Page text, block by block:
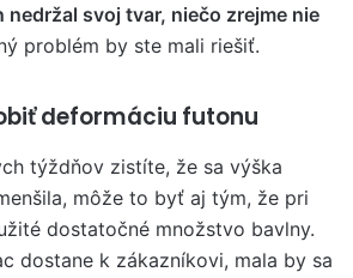
svoj tvar, niečo zrejme nie
problém by ste mali riešiť.
deformáciu futonu
týždňov zistíte, že sa výška
môže to byť aj tým, že pri
dostatočné množstvo bavlny.
dostane k zákazníkovi, mala by sa